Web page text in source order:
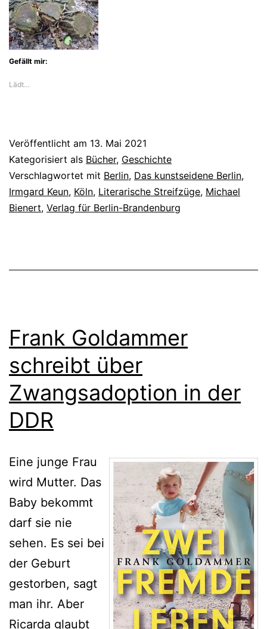
Irmgard
Keun
Gefällt mir:
Lädt…
Veröffentlicht am 13. Mai 2021
Kategorisiert als Bücher, Geschichte
Verschlagwortet mit Berlin, Das kunstseidene Berlin,
Irmgard Keun, Köln, Literarische Streifzüge, Michael
Bienert, Verlag für Berlin-Brandenburg
Frank Goldammer
schreibt über
Zwangsadoption in der
DDR
Eine junge Frau
wird Mutter. Das
Baby bekommt
darf sie nie
sehen. Es sei bei
der Geburt
gestorben, sagt
man ihr. Aber
Ricarda glaubt